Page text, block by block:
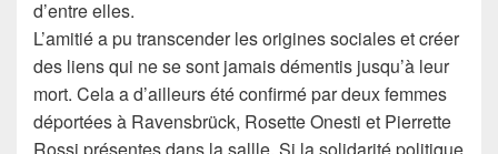
d’entre elles.
L’amitié a pu transcender les origines sociales et créer
des liens qui ne se sont jamais démentis jusqu’à leur
mort. Cela a d’ailleurs été confirmé par deux femmes
déportées à Ravensbrück, Rosette Onesti et Pierrette
Rossi présentes dans la sallle. Si la solidarité politique